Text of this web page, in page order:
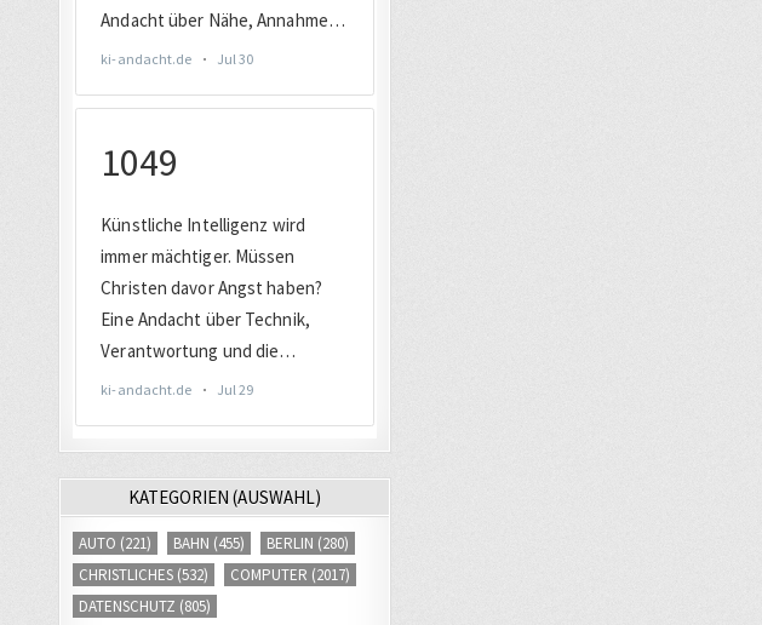
KATEGORIEN (AUSWAHL)
AUTO (221) BAHN (455) BERLIN (280)
CHRISTLICHES (532) COMPUTER (2017)
DATENSCHUTZ (805)